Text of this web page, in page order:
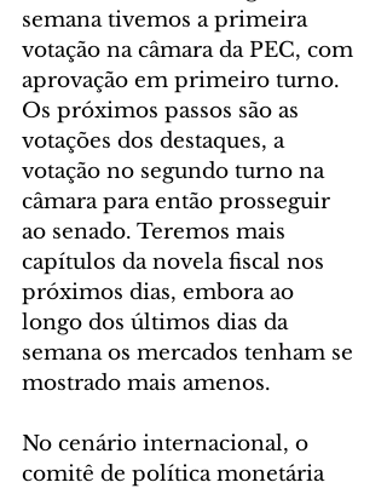
semana tivemos a primeira
votação na câmara da PEC, com
aprovação em primeiro turno.
Os próximos passos são as
votações dos destaques, a
votação no segundo turno na
câmara para então prosseguir
ao senado. Teremos mais
capítulos da novela fiscal nos
próximos dias, embora ao
longo dos últimos dias da
semana os mercados tenham se
mostrado mais amenos.
No cenário internacional, o
comitê de política monetária